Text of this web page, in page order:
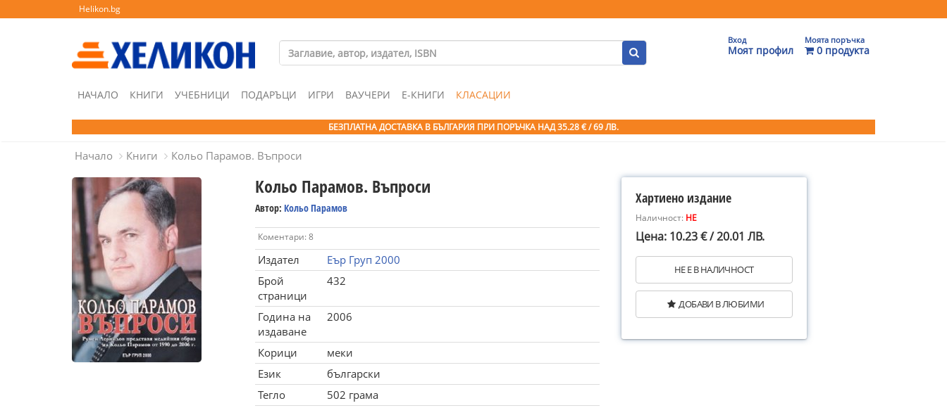
Helikon.bg
Вход
Моят профил
Моята поръчка
0 продукта
НАЧАЛО КНИГИ УЧЕБНИЦИ ПОДАРЪЦИ ИГРИ ВАУЧЕРИ Е-КНИГИ КЛАСАЦИИ
БЕЗПЛАТНА ДОСТАВКА В БЪЛГАРИЯ ПРИ ПОРЪЧКА НАД 35.28 € / 69 ЛВ.
Начало Книги Кольо Парамов. Въпроси
Кольо Парамов. Въпроси
Автор: Кольо Парамов
Коментари: 8
Издател
Еър Груп 2000
Брой
страници
432
Година на
издаване
2006
Корици
меки
Език
български
Тегло
502 грама
Хартиено издание
Наличност: НЕ
Цена: 10.23 € / 20.01 ЛВ.
НЕ Е В НАЛИЧНОСТ
ДОБАВИ В ЛЮБИМИ